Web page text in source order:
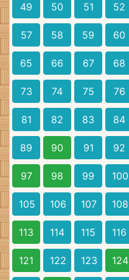
49 50 51 52
57 58 59 60
65 66 67 68
73 74 75 76
81 82 83 84
89 90 91 92
97 98 99 100
105 106 107 108
113 114 115 116
121 122 123 124